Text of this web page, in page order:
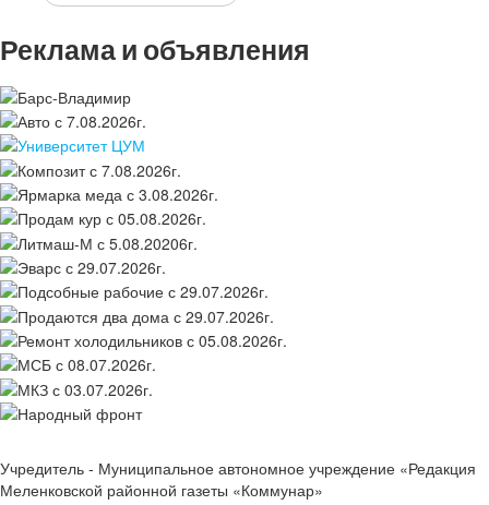
Реклама и объявления
Учредитель - Муниципальное автономное учреждение «Редакция
Меленковской районной газеты «Коммунар»